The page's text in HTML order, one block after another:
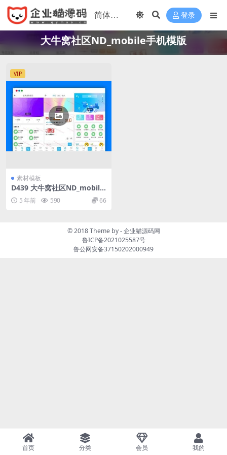
登录
大牛窝社区ND_mobile手机模版
VIP
素材模板
D439 大牛窝社区ND_mobile
手机模版v2.7.2 免授权+安装
教程 【HYBBS模板】
5 年前 590 66
© 2018 Theme by -企业猫源码网
鲁ICP备2021025587号
鲁公网安备37150202000949
首页 分类 会员 我的